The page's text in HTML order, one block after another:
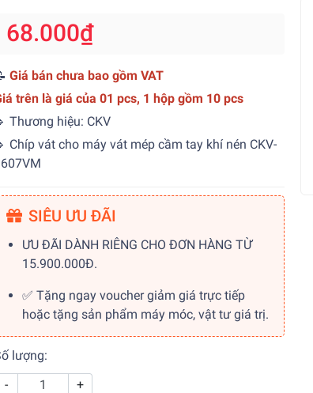
68.000₫
Giá bán chưa bao gồm VAT
trên là giá của 01 pcs, 1 hộp gồm 10 pcs
Thương hiệu: CKV
Chíp vát cho máy vát mép cầm tay khí nén CKV-
SIÊU ƯU ĐÃI
ƯU ĐÃI DÀNH RIÊNG CHO ĐƠN HÀNG TỪ
15.900.000Đ.
✅ Tặng ngay voucher giảm giá trực tiếp
hoặc tặng sản phẩm máy móc, vật tư giá trị.
lượng:
-
+